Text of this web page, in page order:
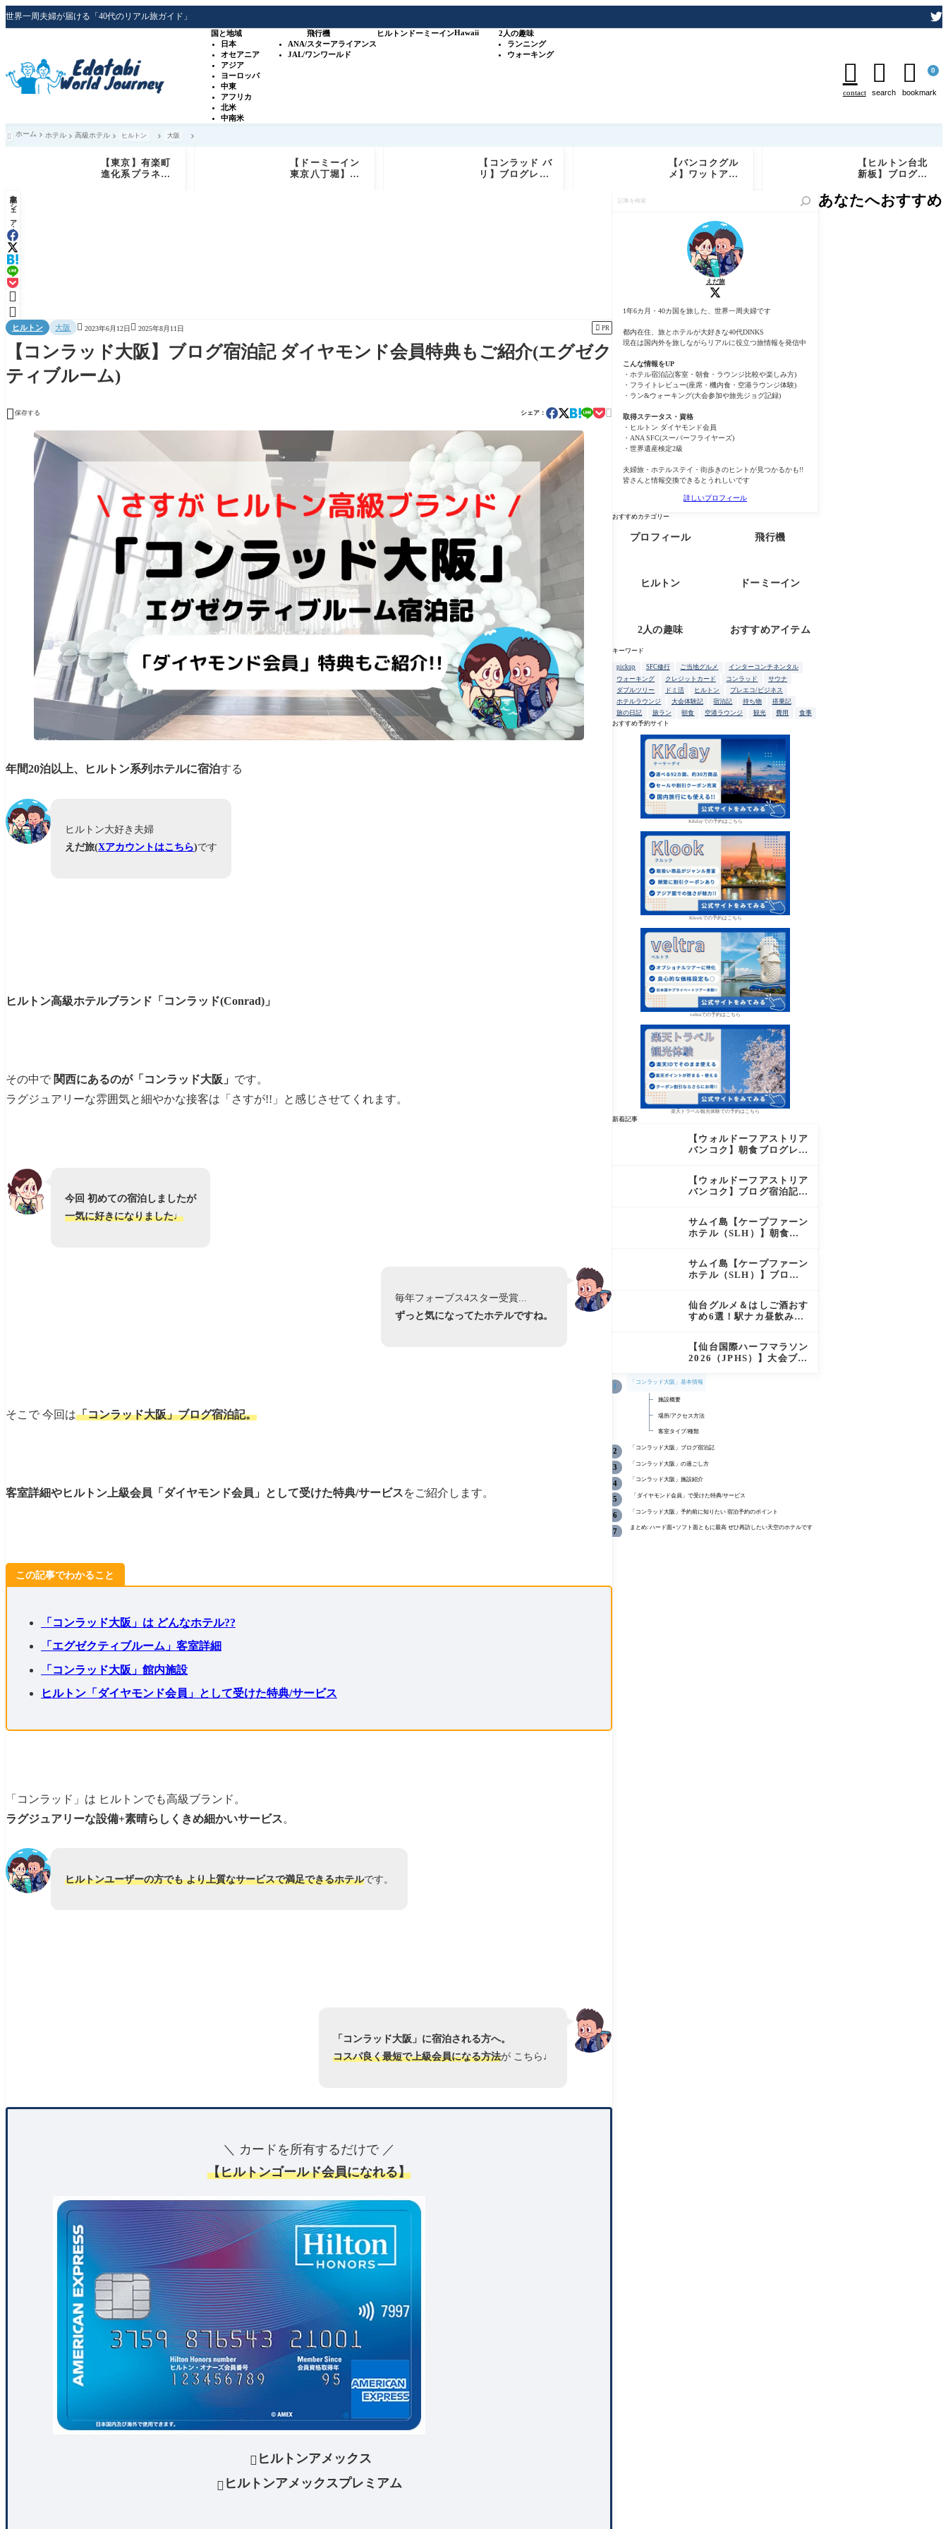
世界一周夫婦が届ける「40代のリアル旅ガイド」
国と地域
日本
オセアニア
アジア
ヨーロッパ
中東
アフリカ
北米
中南米
飛行機
ANA/スターアライアンス
JAL/ワンワールド
ヒルトン ドーミーインHawaii
2人の趣味
ランニング
ウォーキング

contact

search
 0
bookmark
 ホーム ホテル 高級ホテル ヒルトン 大阪
【東京】有楽町
進化系プラネタ
【ドーミーイン
東京八丁堀】宿
【コンラッド バ
リ】ブログレビ
【バンコクグル
メ】ワットアル
n」実食レビュ
ー｜予約必須の
特等席でしあわ
せディナー
【ヒルトン台北
新板】ブログ宿
ィブラウンジ/ゴ
ールド+ダイヤ
記事をシェア：


ヒルトン 大阪  2023年6月12日  2025年8月11日  PR
【コンラッド大阪】ブログ宿泊記 ダイヤモンド会員特典もご紹介(エグゼク
ティブルーム)
 保存する シェア： 
年間20泊以上、ヒルトン系列ホテルに宿泊する
ヒルトン大好き夫婦
えだ旅(Xアカウントはこちら)です
ヒルトン高級ホテルブランド「コンラッド(Conrad)」
その中で 関西にあるのが「コンラッド大阪」 です。
ラグジュアリーな雰囲気と細やかな接客は「さすが!!」と感じさせてくれます。
今回 初めての宿泊しましたが
一気に好きになりました♩
毎年フォーブス4スター受賞...
ずっと気になってたホテルですね。
そこで 今回は「コンラッド大阪」ブログ宿泊記。
客室詳細やヒルトン上級会員「ダイヤモンド会員」として受けた特典/サービスをご紹介します。
この記事でわかること
「コンラッド大阪」は どんなホテル??
「エグゼクティブルーム」客室詳細
「コンラッド大阪」館内施設
ヒルトン「ダイヤモンド会員」として受けた特典/サービス
「コンラッド」は ヒルトンでも高級ブランド。
ラグジュアリーな設備+素晴らしくきめ細かいサービス。
ヒルトンユーザーの方でも より上質なサービスで満足できるホテルです。
「コンラッド大阪」に宿泊される方へ。
コスパ良く最短で上級会員になる方法が こちら♩
＼ カードを所有するだけで ／
【ヒルトンゴールド会員になれる】
 ヒルトンアメックス
 ヒルトンアメックスプレミアム
えだ旅
1年6カ月・40カ国を旅した、世界一周夫婦です
都内在住、旅とホテルが大好きな40代DINKS
現在は国内外を旅しながらリアルに役立つ旅情報を発信中
こんな情報をUP
・ホテル宿泊記(客室・朝食・ラウンジ比較や楽しみ方)
・フライトレビュー(座席・機内食・空港ラウンジ体験)
・ラン&ウォーキング(大会参加や旅先ジョグ記録)
取得ステータス・資格
・ヒルトン ダイヤモンド会員
・ANA SFC(スーパーフライヤーズ)
・世界遺産検定2級
夫婦旅・ホテルステイ・街歩きのヒントが見つかるかも!!
皆さんと情報交換できるとうれしいです
詳しいプロフィール
おすすめカテゴリー
プロフィール 飛行機
ヒルトン ドーミーイン
2人の趣味 おすすめアイテム
キーワード
pickup SFC修行 ご当地グルメ
インターコンチネンタル
ウォーキング
クレジットカード コンラッド
サウナ
ダブルツリー
ドミ活 ヒルトン
プレエコ/ビジネス
ホテルラウンジ
大会体験記 宿泊記 持ち物
搭乗記
旅の日記
旅ラン 朝食 空港ラウンジ 観光 費用
食事
おすすめ予約サイト
KKdayでの予約はこちら
Klookでの予約はこちら
veltraでの予約はこちら
楽天トラベル観光体験での予約はこちら
新着記事
【ウォルドーフアストリア
バンコク】朝食ブログレビ
ー&豊富なビュッフェを2
日間徹底レポ
【ウォルドーフアストリア
バンコク】ブログ宿泊記｜
ダイヤモンド特典まとめ
サムイ島【ケープファーン
ホテル（SLH）】朝食ブ
×至福のセミビュッフェを
徹底レポート
サムイ島【ケープファーン
ホテル（SLH）】ブログ
ランド過ごす極上おこもり
ステイ！
仙台グルメ＆はしご酒おす
すめ6選！駅ナカ昼飲みか
ーまで実食レビュー
【仙台国際ハーフマラソン
2026（JPHS）】大会ブロ
を駆け抜ける！マイナスイ
「コンラッド大阪」基本情報
施設概要
場所/アクセス方法
客室タイプ/種類
「コンラッド大阪」ブログ宿泊記
「コンラッド大阪」の過ごし方
「コンラッド大阪」施設紹介
「ダイヤモンド会員」で受けた特典/サービス
「コンラッド大阪」予約前に知りたい 宿泊予約のポイント
まとめ: ハード面+ソフト面ともに最高 ぜひ再訪したい天空のホテルです
あなたへおすすめ